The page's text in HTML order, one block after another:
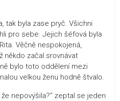
tak byla zase pryč. Všichni
pro sebe. Jejich šéfová byla
Věčně nespokojená,
někdo začal srovnávat
bylo toto oddělení mezi
velkou ženu hodně štvalo.
nepovýšila?“ zeptal se jeden